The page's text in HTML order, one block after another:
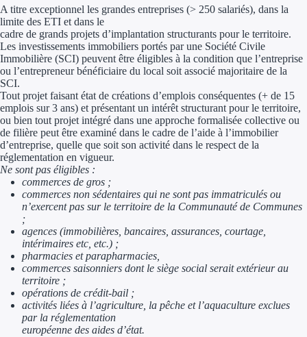
Quelles aides pour
Ouvrage
Territoires
Régions de A à H
Aides Région
Aides Région
Aides Région
A titre exceptionnel les grandes entreprises (> 250 salariés), dans la
limite des ETI et dans le
cadre de grands projets d’implantation structurants pour le territoire.
Les investissements immobiliers portés par une Société Civile
Immobilière (SCI) peuvent être éligibles à la condition que l’entreprise
ou l’entrepreneur bénéficiaire du local soit associé majoritaire de la
SCI.
Tout projet faisant état de créations d’emplois conséquentes (+ de 15
emplois sur 3 ans) et présentant un intérêt structurant pour le territoire,
ou bien tout projet intégré dans une approche formalisée collective ou
de filière peut être examiné dans le cadre de l’aide à l’immobilier
d’entreprise, quelle que soit son activité dans le respect de la
réglementation en vigueur.
Ne sont pas éligibles :
commerces de gros ;
commerces non sédentaires qui ne sont pas immatriculés ou
n’exercent pas sur le territoire de la Communauté de Communes
;
agences (immobilières, bancaires, assurances, courtage,
intérimaires etc, etc.) ;
pharmacies et parapharmacies,
commerces saisonniers dont le siège social serait extérieur au
territoire ;
opérations de crédit-bail ;
activités liées à l’agriculture, la pêche et l’aquaculture exclues
par la réglementation
européenne des aides d’état.